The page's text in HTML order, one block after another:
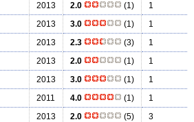
2013 2.0 (1)
1
2013 3.0 (1)
1
2013 2.3 (3)
1
2013 2.0 (1)
1
2013 3.0 (1)
1
2011 4.0 (1)
1
2013 2.0 (5)
3